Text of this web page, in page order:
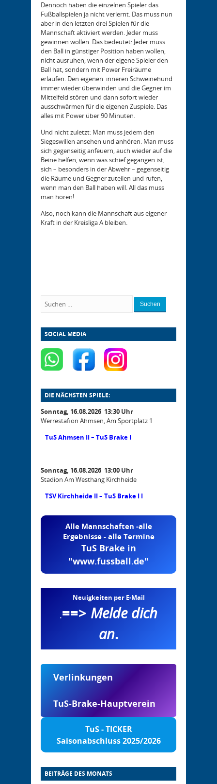
Dennoch haben die einzelnen Spieler das
Fußballspielen ja nicht verlernt. Das muss nun
aber in den letzten drei Spielen für die
Mannschaft aktiviert werden. Jeder muss
gewinnen wollen. Das bedeutet: Jeder muss
den Ball in günstiger Position haben wollen,
nicht ausruhen, wenn der eigene Spieler den
Ball hat, sondern mit Power Freiräume
erlaufen. Den eigenen inneren Schweinehund
immer wieder überwinden und die Gegner im
Mittelfeld stören und dann sofort wieder
ausschwärmen für die eigenen Zuspiele. Das
alles mit Power über 90 Minuten.
Und nicht zuletzt: Man muss jedem den
Siegeswillen ansehen und anhören. Man muss
sich gegenseitig anfeuern, auch wieder auf die
Beine helfen, wenn was schief gegangen ist,
sich – besonders in der Abwehr – gegenseitig
die Räume und Gegner zuteilen und rufen,
wenn man den Ball haben will. All das muss
man hören!
Also, noch kann die Mannschaft aus eigener
Kraft in der Kreisliga A bleiben.
Suchen
SOCIAL MEDIA
DIE NÄCHSTEN SPIELE:
Sonntag, 16.08.2026 13:30 Uhr
Werrestafion Ahmsen, Am Sportplatz 1
TuS Ahmsen II – TuS Brake I
Sonntag, 16.08.2026 13:00 Uhr
Stadion Am Westhang Kirchheide
TSV Kirchheide II – TuS Brake I I
Alle Mannschaften -alle
Ergebnisse - alle Termine
TuS Brake in
"www.fussball.de"
Neuigkeiten per E-Mail
.==> Melde dich
an.
Verlinkungen
TuS-Brake-Hauptverein
TuS - TICKER
Saisonabschluss 2025/2026
BEITRÄGE DES MONATS